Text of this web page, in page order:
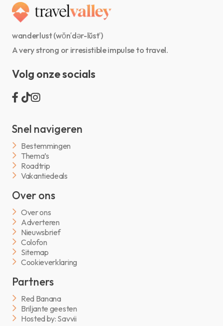
wanderlust (wŏn′dər-lŭst′)
A very strong or irresistible impulse to travel.
Volg onze socials
Snel navigeren
Bestemmingen
Thema’s
Roadtrip
Vakantiedeals
Over ons
Over ons
Adverteren
Nieuwsbrief
Colofon
Sitemap
Cookieverklaring
Partners
Red Banana
Briljante geesten
Hosted by: Savvii